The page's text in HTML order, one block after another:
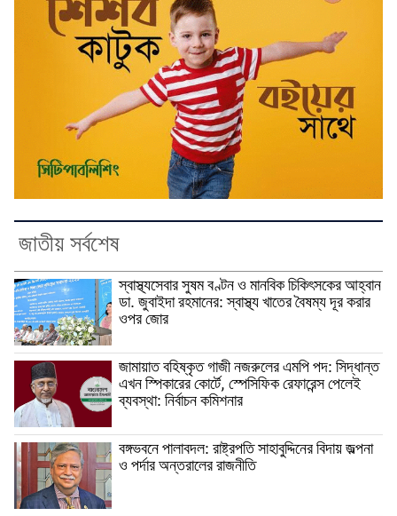
জাতীয় সর্বশেষ
স্বাস্থ্যসেবার সুষম বণ্টন ও মানবিক চিকিৎসকের আহ্বান
ডা. জুবাইদা রহমানের: স্বাস্থ্য খাতের বৈষম্য দূর করার
ওপর জোর
জামায়াত বহিষ্কৃত গাজী নজরুলের এমপি পদ: সিদ্ধান্ত
এখন স্পিকারের কোর্টে, স্পেসিফিক রেফারেন্স পেলেই
ব্যবস্থা: নির্বাচন কমিশনার
বঙ্গভবনে পালাবদল: রাষ্ট্রপতি সাহাবুদ্দিনের বিদায় জল্পনা
ও পর্দার অন্তরালের রাজনীতি